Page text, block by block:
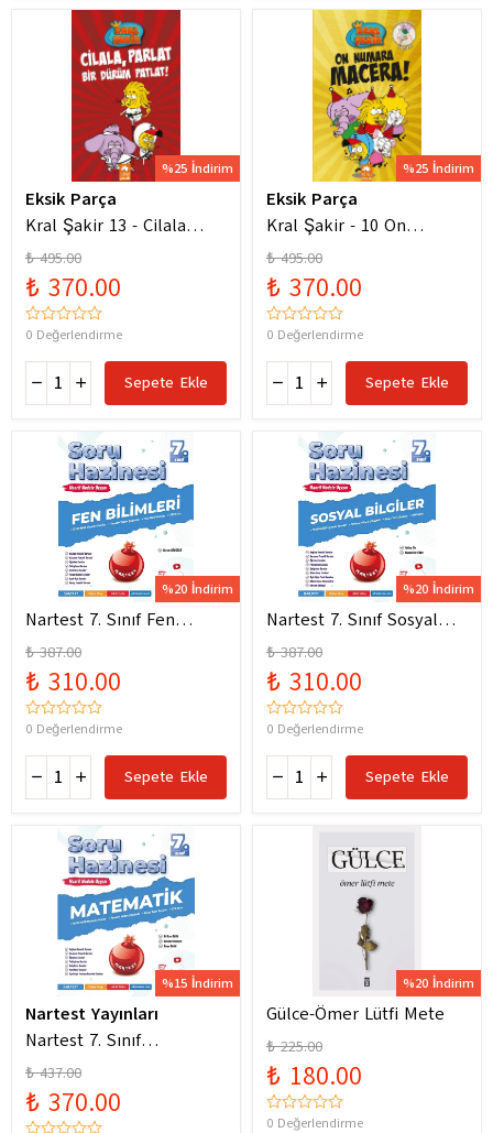
%25 İndirim
Eksik Parça
Kral Şakir 13 - Cilala
Parlat Bir Dürüm Patlat!
₺ 495.00
₺ 370.00
0 Değerlendirme
Sepete Ekle
%25 İndirim
Eksik Parça
Kral Şakir - 10 On
Numara Macera Ciltli
₺ 495.00
₺ 370.00
0 Değerlendirme
Sepete Ekle
%20 İndirim
Nartest 7. Sınıf Fen
Bilimleri Soru Hazinesi
Yeni Maarif Modele
Uygun
₺ 387.00
₺ 310.00
0 Değerlendirme
Sepete Ekle
%20 İndirim
Nartest 7. Sınıf Sosyal
Bilgiler Soru Hazinesi
Yeni Maarif Modele
Uygun
₺ 387.00
₺ 310.00
0 Değerlendirme
Sepete Ekle
%15 İndirim
Nartest Yayınları
Nartest 7. Sınıf
Matematik Soru Hazinesi
₺ 437.00
₺ 370.00
%20 İndirim
Gülce-Ömer Lütfi Mete
₺ 225.00
₺ 180.00
0 Değerlendirme